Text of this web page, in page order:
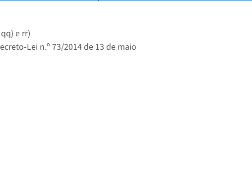
e rr)
Lei n.º 73/2014 de 13 de maio